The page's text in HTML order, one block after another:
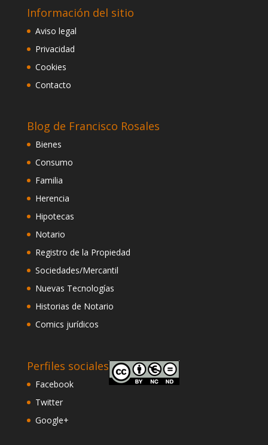
Información del sitio
Aviso legal
Privacidad
Cookies
Contacto
Blog de Francisco Rosales
Bienes
Consumo
Familia
Herencia
Hipotecas
Notario
Registro de la Propiedad
Sociedades/Mercantil
Nuevas Tecnologías
Historias de Notario
Comics jurídicos
Perfiles sociales
Facebook
Twitter
Google+